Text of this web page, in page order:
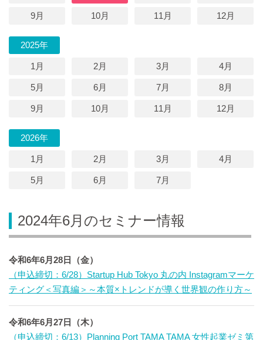
9月 10月 11月 12月
2025年
1月 2月 3月 4月
5月 6月 7月 8月
9月 10月 11月 12月
2026年
1月 2月 3月 4月
5月 6月 7月
2024年6月のセミナー情報
令和6年6月28日（金）
（申込締切：6/28）Startup Hub Tokyo 丸の内 Instagramマーケ
ティング＜写真編＞～本質×トレンドが導く世界観の作り方～
令和6年6月27日（木）
（申込締切：6/13）Planning Port TAMA TAMA 女性起業ゼミ第